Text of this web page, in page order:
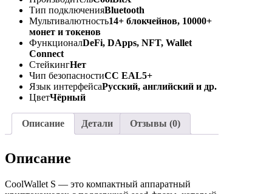
Тип подключенияBluetooth
Мультивалютность14+ блокчейнов, 10000+
монет и токенов
ФункционалDeFi, DApps, NFT, Wallet
Connect
СтейкингНет
Чип безопасностиCC EAL5+
Язык интерфейсаРусский, английский и др.
ЦветЧёрный
Описание Детали Отзывы (0)
Описание
CoolWallet S — это компактный аппаратный